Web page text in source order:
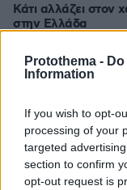
Protothema -
Information
If you wish to opt-
processing of your
targeted
section to confirm
opt-out request is
Κάτι αλλάζει στον
στην Ελλάδα
Εθνική Τράπεζα: Η
30.07.2026, 15:25
Διασκεδάζουμε
29.07.2026, 09:39